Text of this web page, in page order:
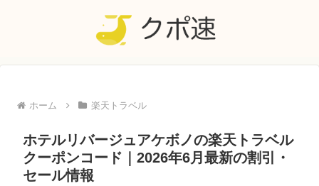
ホーム 楽天トラベル
ホテルリバージュアケボノの楽天トラベル
クーポンコード｜2026年6月最新の割引・
セール情報